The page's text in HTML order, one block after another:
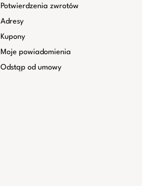
Potwierdzenia zwrotów
Adresy
Kupony
Moje powiadomienia
Odstąp od umowy